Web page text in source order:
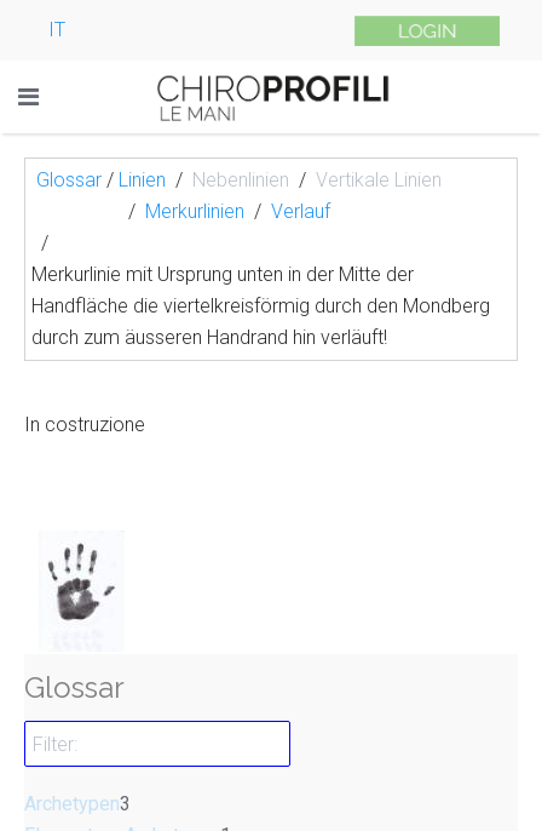
IT
Glossar / Linien Nebenlinien
Vertikale Linien
Merkurlinien
Verlauf
Merkurlinie mit Ursprung unten in der Mitte der
Handfläche die viertelkreisförmig durch den Mondberg
durch zum äusseren Handrand hin verläuft!
In costruzione
Glossar
Archetypen3